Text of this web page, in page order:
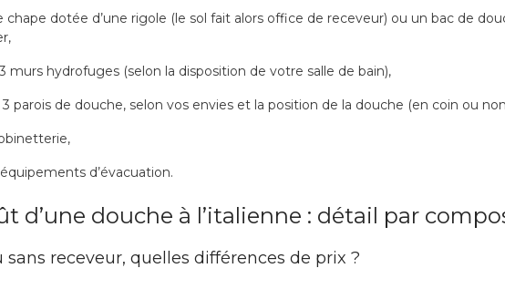
chape dotée d’une rigole (le sol fait alors office de receveur) ou un bac de
murs hydrofuges (selon la disposition de votre salle de bain),
3 parois de douche, selon vos envies et la position de la douche (en coin ou
équipements d’évacuation.
d’une douche à l’italienne : détail par
sans receveur, quelles différences de prix ?